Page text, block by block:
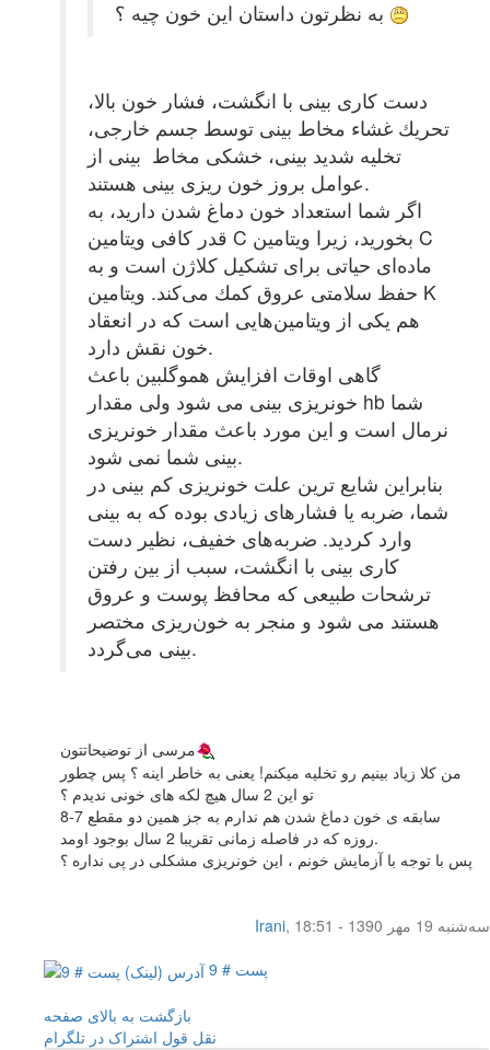
دست كاری بینی با انگشت، فشار خون بالا،
تحریك غشاء مخاط بینی توسط جسم خارجی،
تخلیه شدید بینی، خشكی مخاط بینی از
عوامل بروز خون ریزی بینی هستند.
اگر شما استعداد خون دماغ شدن دارید، به
قدر كافی ویتامین C بخورید، زیرا ویتامین C
ماده‌ای حیاتی برای تشكیل كلاژن است و به
حفظ سلامتی عروق كمك می‌كند. ویتامین K
هم یكی از ویتامین‌هایی است كه در انعقاد
خون نقش دارد.
گاهی اوقات افزایش هموگلبین باعث
خونریزی بینی می شود ولی مقدار hb شما
نرمال است و این مورد باعث مقدار خونریزی
بینی شما نمی شود.
بنابراین شایع ترین علت خونریزی کم بینی در
شما، ضربه یا فشارهای زیادی بوده که به بینی
وارد کردید. ضربه‌های خفیف، نظیر دست
كاری بینی با انگشت، سبب از بین رفتن
ترشحات طبیعی كه محافظ پوست و عروق
هستند می شود و منجر به خون‌ریزی مختصر
بینی می‌گردد.
مرسی از توضیحاتتون
من کلا زیاد بینیم رو تخلیه میکنم! یعنی به خاطر اینه ؟ پس چطور
تو این 2 سال هیچ لکه های خونی ندیدم ؟
سابقه ی خون دماغ شدن هم ندارم به جز همین دو مقطع 7-8
روزه که در فاصله زمانی تقریبا 2 سال بوجود اومد.
پس با توجه با آزمایش خونم ، این خونریزی مشکلی در پی نداره ؟
Irani,
سه‌شنبه 19 مهر 1390 - 18:51
پست # 9
بازگشت به بالای صفحه
نقل قول اشتراک در تلگرام